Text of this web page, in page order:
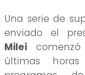
Una serie de
enviado el
Milei
últimas